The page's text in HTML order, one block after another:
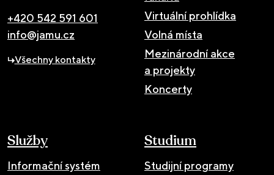
+420 542 591 601
info@jamu.cz
Všechny kontakty
Virtuální prohlídka
Volná místa
Mezinárodní akce
a projekty
Koncerty
Služby
Informační systém
Studium
Studijní programy